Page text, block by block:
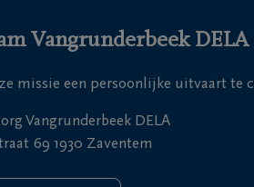
lichter. Het verloopt
Bijgevolg heelt tijd
Rouw heeft niet
Ook kan rouw
omgeving). Ook kan
overtuigingen.
Lees meer over de
Vangrunderbeek DELA
missie een persoonlijke uitvaart te
Vangrunderbeek DELA
69 1930 Zaventem